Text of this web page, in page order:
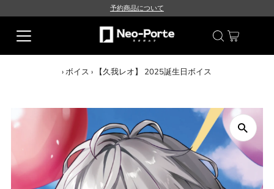
予約商品について
›ボイス › 【久我レオ】 2025誕生日ボイス